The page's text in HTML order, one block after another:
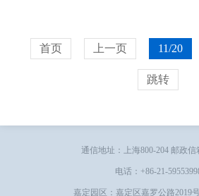
首页 上一页 11/20
跳转
通信地址：上海800-204 邮政信
电话：+86-21-
嘉定园区：嘉定区嘉罗公路2019号